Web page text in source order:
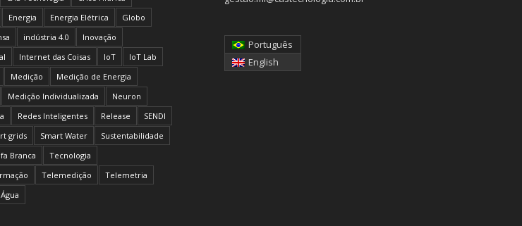
Energia Energia Elétrica
Globo
indústria 4.0
Inovação
Internet das Coisas IoT
IoT Lab
Medição
Medição de Energia
Medição Individualizada
Neuron
Redes Inteligentes Release
SENDI
grids Smart Water
Sustentabilidade
Branca
Tecnologia
Telemedição
Telemetria
Água
Português
English